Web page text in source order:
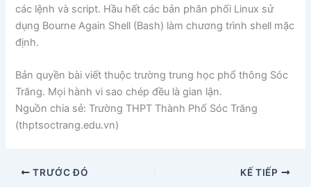
các lệnh và script. Hầu hết các bản phân phối Linux sử
dụng Bourne Again Shell (Bash) làm chương trình shell mặc
định.
Bản quyền bài viết thuộc trường trung học phổ thông Sóc
Trăng. Mọi hành vi sao chép đều là gian lận.
Nguồn chia sẻ: Trường THPT Thành Phố Sóc Trăng
(thptsoctrang.edu.vn)
TRƯỚC ĐÓ KẾ TIẾP